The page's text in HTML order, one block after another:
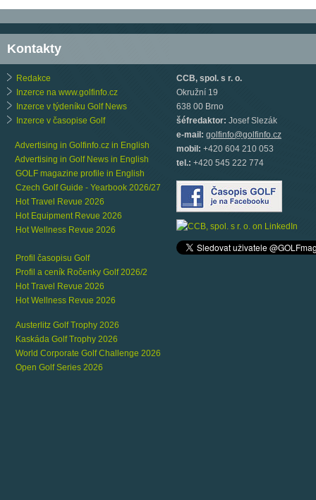
Kontakty
Redakce
Inzerce na www.golfinfo.cz
Inzerce v týdeníku Golf News
Inzerce v časopise Golf
Advertising in Golfinfo.cz in English
Advertising in Golf News in English
GOLF magazine profile in English
Czech Golf Guide - Yearbook 2026/27
Hot Travel Revue 2026
Hot Equipment Revue 2026
Hot Wellness Revue 2026
Profil časopisu Golf
Profil a ceník Ročenky Golf 2026/2
Hot Travel Revue 2026
Hot Wellness Revue 2026
Austerlitz Golf Trophy 2026
Kaskáda Golf Trophy 2026
World Corporate Golf Challenge 2026
Open Golf Series 2026
CCB, spol. s r. o.
Okružní 19
638 00 Brno
šéfredaktor: Josef Slezák
e-mail: golfinfo@golfinfo.cz
mobil: +420 604 210 053
tel.: +420 545 222 774